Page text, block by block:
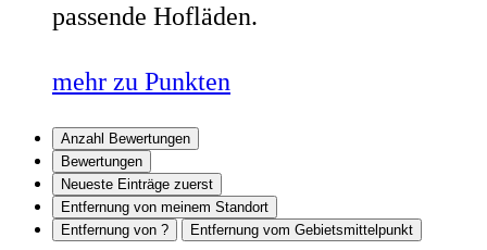
passende Hofläden.
mehr zu Punkten
Anzahl Bewertungen
Bewertungen
Neueste Einträge zuerst
Entfernung von meinem Standort
Entfernung von ?
Entfernung vom Gebietsmittelpunkt